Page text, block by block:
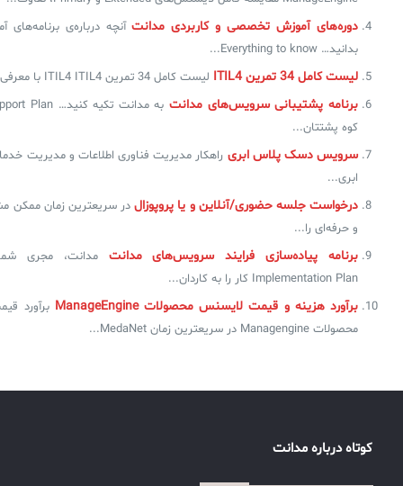
دوره‌های آموزش تخصصی و کاربردی مدانت آنچه درباره‌ی برنامه‌های
بدانید… Everything to know...
لیست کامل 34 تمرین ITIL4 لیست کامل 34 تمرین ITIL4 ITIL4 با معرفی 34 تمرین...
برنامه‌ پشتیبانی سرویس‌های مدانت
کوه پشتتان...
سرویس دسک پلاس ابری راهکار مدیریت فناوری اطلاعات و مدیریت
ابری...
درخواست جلسه حضوری/آنلاین و یا پروپوزال در سریعترین زمان ممکن
و حرفه‌ای را...
برنامه‌ پیاده‌سازی فرایند سرویس‌های مدانت
Implementation Plan کار را به کاردان...
برآورد هزینه و قیمت لایسنس محصولات ManageEngine
برآورد
محصولات Managengine در سریعترین زمان MedaNet...
کوتاه درباره مدانت